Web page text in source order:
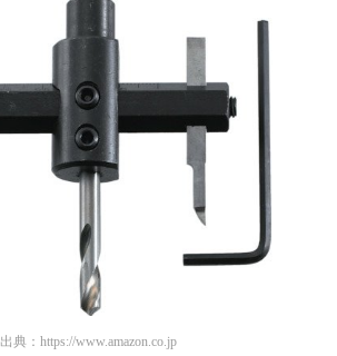
出典： https://www.amazon.co.jp